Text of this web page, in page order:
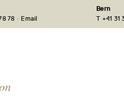
78 · Email
Bern
T +41 31